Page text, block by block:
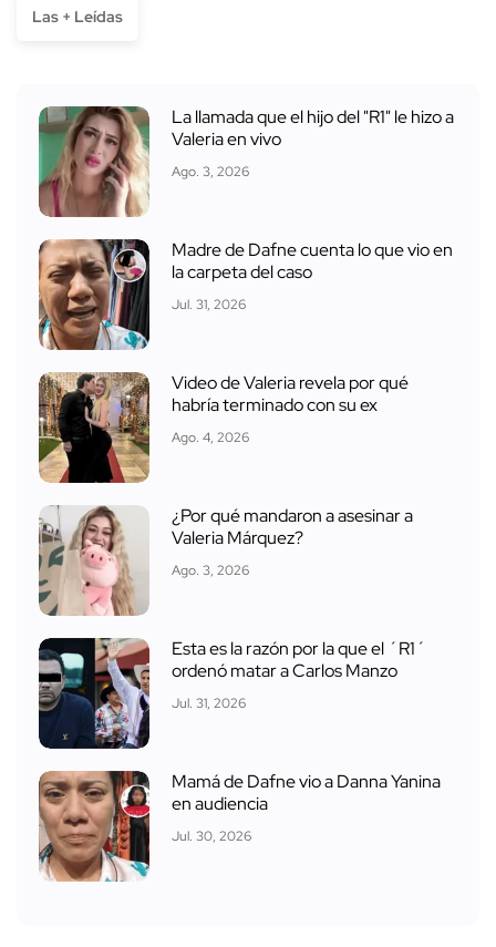
Las + Leídas
La llamada que el hijo del "R1" le hizo a
Valeria en vivo
Ago. 3, 2026
Madre de Dafne cuenta lo que vio en
la carpeta del caso
Jul. 31, 2026
Video de Valeria revela por qué
habría terminado con su ex
Ago. 4, 2026
¿Por qué mandaron a asesinar a
Valeria Márquez?
Ago. 3, 2026
Esta es la razón por la que el ´R1´
ordenó matar a Carlos Manzo
Jul. 31, 2026
Mamá de Dafne vio a Danna Yanina
en audiencia
Jul. 30, 2026